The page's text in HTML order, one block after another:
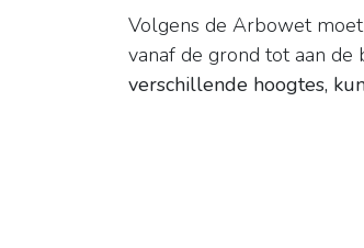
Volgens de Arbowet
vanaf de grond tot aan de
verschillende hoogtes,